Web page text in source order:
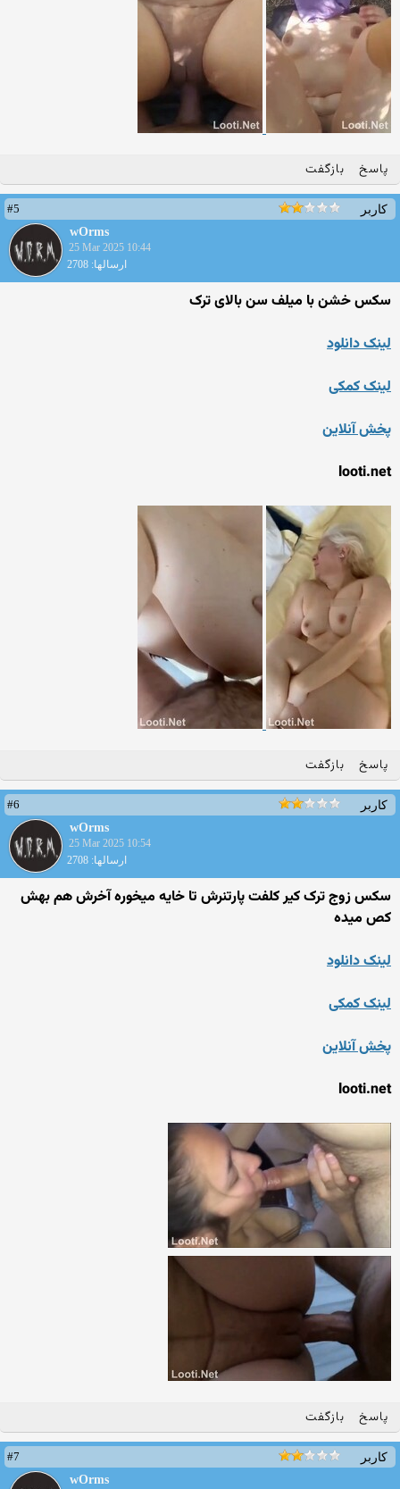
پاسخ بازگفت
کاربر
#5
wOrms
25 Mar 2025 10:44
ارسالها: 2708
سکس خشن با میلف سن بالای ترک
لینک دانلود
لینک کمکی
پخش آنلاین
looti.net
پاسخ بازگفت
کاربر
#6
wOrms
25 Mar 2025 10:54
ارسالها: 2708
سکس زوج ترک کیر کلفت پارتنرش تا خایه میخوره آخرش هم بهش
کص میده
لینک دانلود
لینک کمکی
پخش آنلاین
looti.net
پاسخ بازگفت
کاربر
#7
wOrms